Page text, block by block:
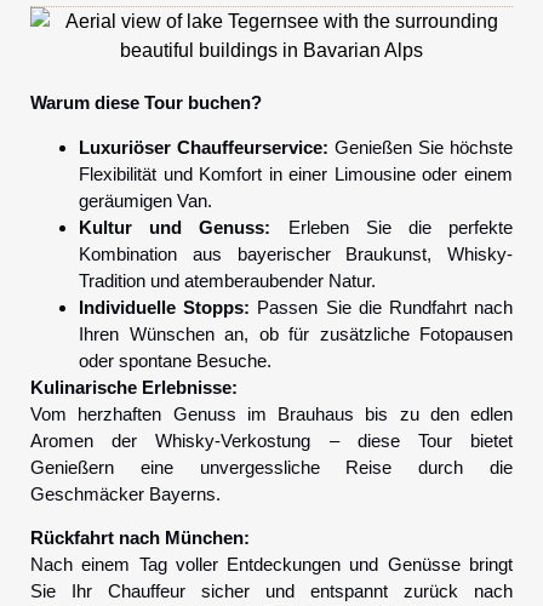
Warum diese Tour buchen?
Luxuriöser Chauffeurservice: Genießen Sie höchste
Flexibilität und Komfort in einer Limousine oder einem
geräumigen Van.
Kultur und Genuss: Erleben Sie die perfekte
Kombination aus bayerischer Braukunst, Whisky-
Tradition und atemberaubender Natur.
Individuelle Stopps: Passen Sie die Rundfahrt nach
Ihren Wünschen an, ob für zusätzliche Fotopausen
oder spontane Besuche.
Kulinarische Erlebnisse:
Vom herzhaften Genuss im Brauhaus bis zu den edlen
Aromen der Whisky-Verkostung – diese Tour bietet
Genießern eine unvergessliche Reise durch die
Geschmäcker Bayerns.
Rückfahrt nach München:
Nach einem Tag voller Entdeckungen und Genüsse bringt
Sie Ihr Chauffeur sicher und entspannt zurück nach